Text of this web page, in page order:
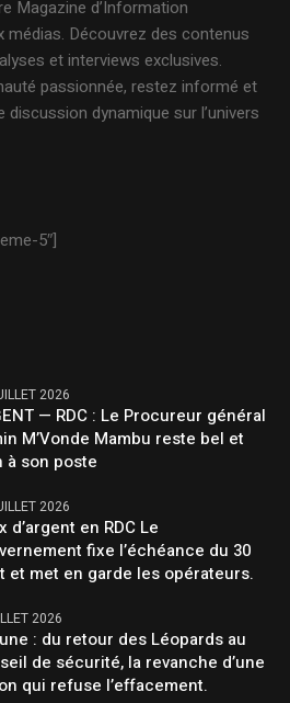
Magazine d’Information
médias. Découvrez des contenus
et interviews exclusives.
passionnée, restez informé et
dynamique sur l’univers
5″]
2026
— RDC : Le Procureur général
M’Vonde Mambu reste bel et
à son poste
2026
d’argent en RDC Le
fixe l’échéance du 30
et met en garde les opérateurs.
2026
: du retour des Léopards au
de sécurité, la revanche d’une
qui refuse l’effacement.